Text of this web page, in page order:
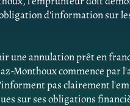
d'information sur
une annulation prêt en
Monthoux commence par
pas clairement
sur ses obligations